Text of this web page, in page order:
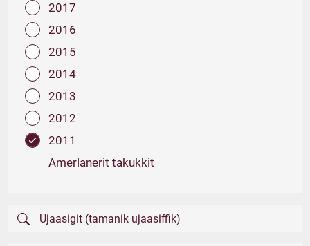
2017
2016
2015
2014
2013
2012
2011
Amerlanerit takukkit